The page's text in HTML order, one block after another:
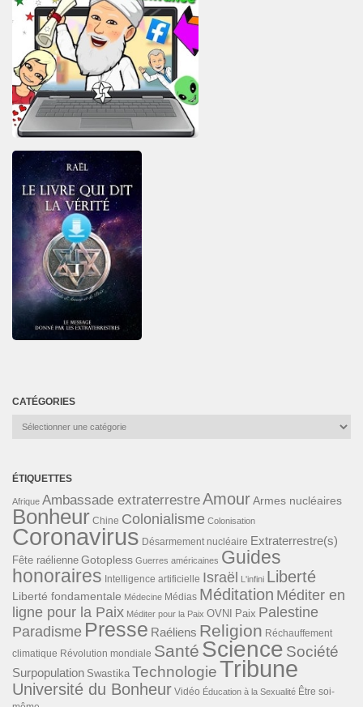
CATÉGORIES
Catégories
ÉTIQUETTES
Afrique Ambassade extraterrestreAmourArmes nucléaires
Bonheur Chine Colonialisme Colonisation
Coronavirus Désarmement nucléaire Extraterrestre(s)
Fête raélienne Gotopless Guerres américaines Guides
honoraires Intelligence artificielle Israël L'infini Liberté
Liberté fondamentale Médecine Médias Méditation Méditer en
ligne pour la Paix Méditer pour la Paix OVNI Paix Palestine
Paradisme Presse Raéliens Religion Réchauffement
climatique Révolution mondiale Santé Science Société
Surpopulation Swastika TechnologieTribune
Université du Bonheur Vidéo Éducation à la Sexualité Être soi-